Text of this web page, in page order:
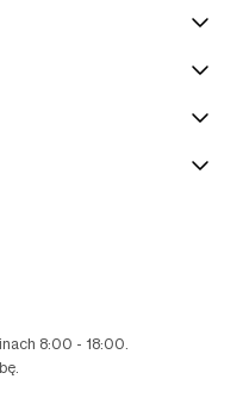
8:00 - 18:00.